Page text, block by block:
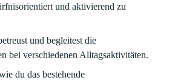
und aktivierend zu
und begleitest die
bei verschiedenen Alltagsaktivitäten.
du das bestehende